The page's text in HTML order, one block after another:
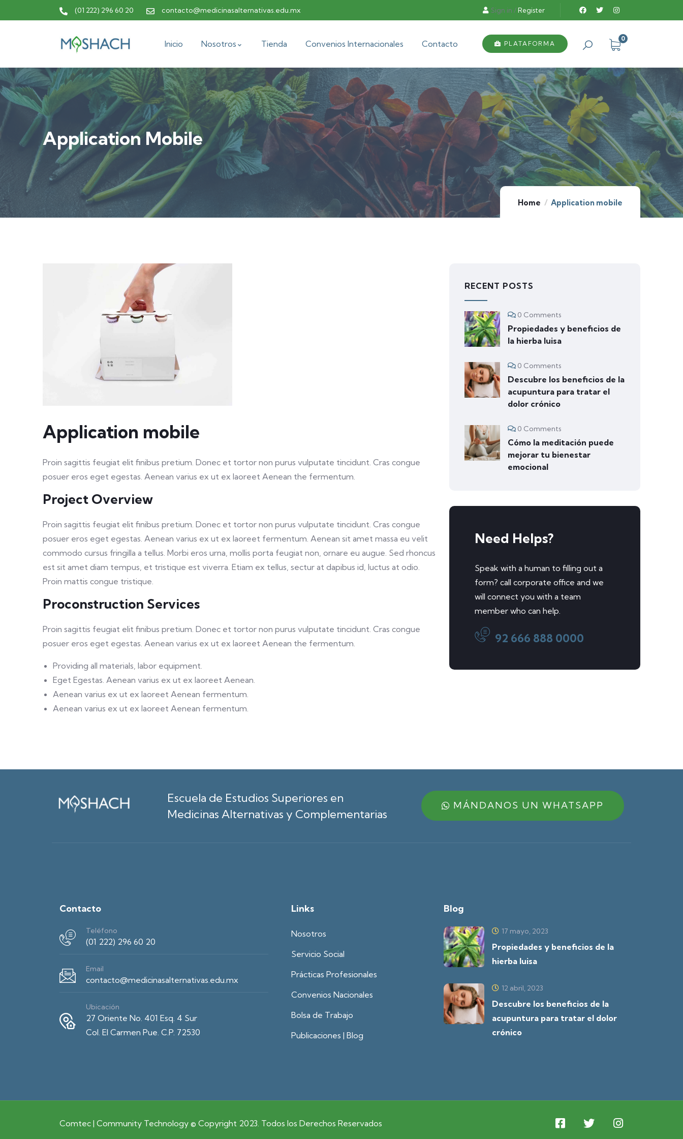
(01 222) 296 60 20 contacto@medicinasalternativas.edu.mx Sign in /Register
Inicio Nosotros Tienda Convenios Internacionales Contacto PLATAFORMA
0
Application Mobile
Home Application mobile
Application mobile
Proin sagittis feugiat elit finibus pretium. Donec et tortor non purus vulputate tincidunt. Cras congue
posuer eros eget egestas. Aenean varius ex ut ex laoreet Aenean the fermentum.
Project Overview
Proin sagittis feugiat elit finibus pretium. Donec et tortor non purus vulputate tincidunt. Cras congue
posuer eros eget egestas. Aenean varius ex ut ex laoreet fermentum. Aenean sit amet massa eu velit
commodo cursus fringilla a tellus. Morbi eros urna, mollis porta feugiat non, ornare eu augue. Sed rhoncus
est sit amet diam tempus, et tristique est viverra. Etiam ex tellus, sectur at dapibus id, luctus at odio.
Proin mattis congue tristique.
Proconstruction Services
Proin sagittis feugiat elit finibus pretium. Donec et tortor non purus vulputate tincidunt. Cras congue
posuer eros eget egestas. Aenean varius ex ut ex laoreet Aenean the fermentum.
Providing all materials, labor equipment.
Eget Egestas. Aenean varius ex ut ex laoreet Aenean.
Aenean varius ex ut ex laoreet Aenean fermentum.
Aenean varius ex ut ex laoreet Aenean fermentum.
RECENT POSTS
0 Comments
Propiedades y beneficios de
la hierba luisa
0 Comments
Descubre los beneficios de la
acupuntura para tratar el
dolor crónico
0 Comments
Cómo la meditación puede
mejorar tu bienestar
emocional
Need Helps?
Speak with a human to filling out a
form? call corporate office and we
will connect you with a team
member who can help.
92 666 888 0000
Escuela de Estudios Superiores en
Medicinas Alternativas y Complementarias
MÁNDANOS UN WHATSAPP
Contacto
Teléfono
(01 222) 296 60 20
Email
contacto@medicinasalternativas.edu.mx
Ubicación
27 Oriente No. 401 Esq. 4 Sur
Col. El Carmen Pue. C.P. 72530
Links
Nosotros
Servicio Social
Prácticas Profesionales
Convenios Nacionales
Bolsa de Trabajo
Publicaciones | Blog
Blog
17 mayo, 2023
Propiedades y beneficios de la
hierba luisa
12 abril, 2023
Descubre los beneficios de la
acupuntura para tratar el dolor
crónico
Comtec | Community Technology © Copyright 2023. Todos los Derechos Reservados